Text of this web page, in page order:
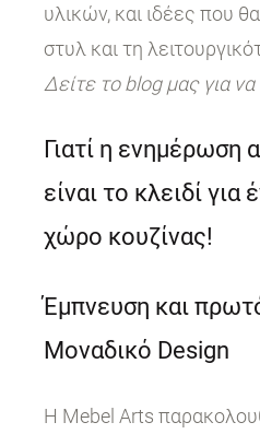
υλικών, και ιδέες που
στυλ και τη
Δείτε το blog μας για
Γιατί η ενημέρωση
είναι το κλειδί για
χώρο κουζίνας!
Έμπνευση και
Μοναδικό Design
Η Mebel Arts